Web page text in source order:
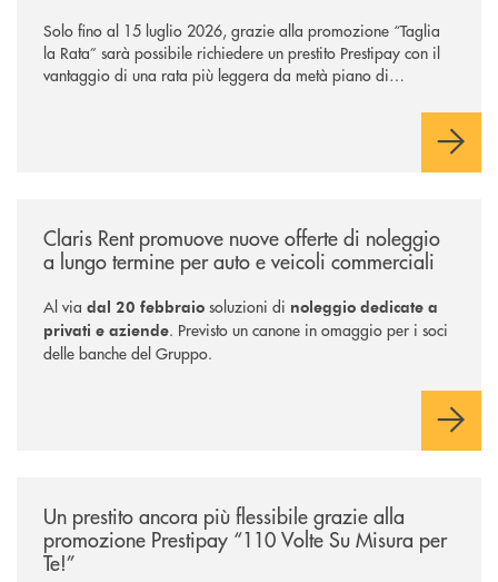
Solo fino al 15 luglio 2026, grazie alla promozione “Taglia
la Rata” sarà possibile richiedere un prestito Prestipay con il
vantaggio di una rata più leggera da metà piano di
Claris Rent promuove nuove offerte di noleggio
a lungo termine per auto e veicoli commerciali
Al via dal 20 febbraio soluzioni di noleggio dedicate a
privati e aziende. Previsto un canone in omaggio per i soci
delle banche del Gruppo.
Un prestito ancora più flessibile grazie alla
promozione Prestipay “110 Volte Su Misura per
Te!”